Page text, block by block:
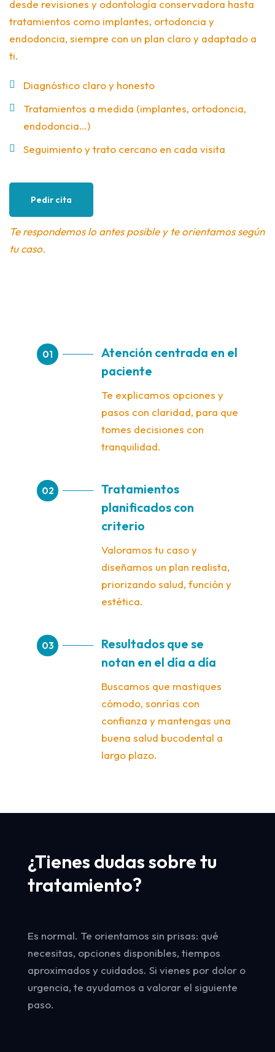
desde revisiones y odontología conservadora hasta
tratamientos como implantes, ortodoncia y
endodoncia, siempre con un plan claro y adaptado a
ti.
Diagnóstico claro y honesto
Tratamientos a medida (implantes, ortodoncia,
endodoncia…)
Seguimiento y trato cercano en cada visita
Pedir cita
Te respondemos lo antes posible y te orientamos según
tu caso.
01
Atención centrada en el
paciente
Te explicamos opciones y
pasos con claridad, para que
tomes decisiones con
tranquilidad.
02
Tratamientos
planificados con
criterio
Valoramos tu caso y
diseñamos un plan realista,
priorizando salud, función y
estética.
03
Resultados que se
notan en el día a día
Buscamos que mastiques
cómodo, sonrías con
confianza y mantengas una
buena salud bucodental a
largo plazo.
¿Tienes dudas sobre tu
tratamiento?
Es normal. Te orientamos sin prisas: qué
necesitas, opciones disponibles, tiempos
aproximados y cuidados. Si vienes por dolor o
urgencia, te ayudamos a valorar el siguiente
paso.